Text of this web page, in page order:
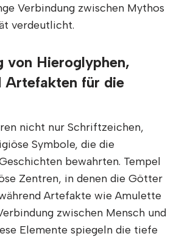
Verbindung zwischen Mythos
verdeutlicht.
von Hieroglyphen,
Artefakten für die
nicht nur Schriftzeichen,
Symbole, die die
bewahrten. Tempel
Zentren, in denen die Götter
Artefakte wie Amulette
zwischen Mensch und
Elemente spiegeln die tiefe